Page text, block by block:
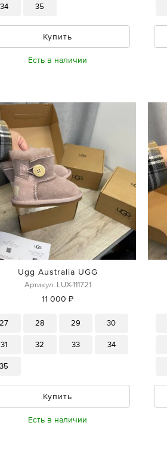
34 35
Купить
Есть в наличии
Ugg Australia UGG
Артикул: LUX-111721
11 000 ₽
27 28 29 30
31 32 33 34
35
Купить
Есть в наличии